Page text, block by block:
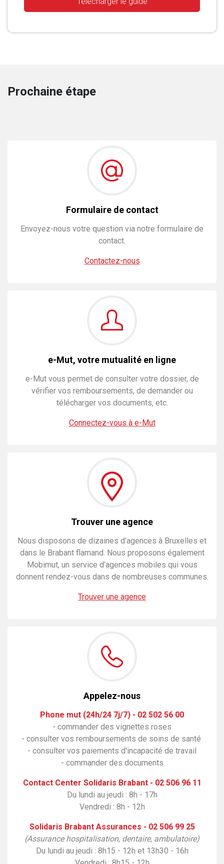
Prochaine étape
Formulaire de contact
Envoyez-nous votre question via notre formulaire de
contact.
Contactez-nous
e-Mut, votre mutualité en ligne
e-Mut vous permet de consulter votre dossier, de
vérifier vos remboursements, de demander ou
télécharger vos documents, etc.
Connectez-vous à e-Mut
Trouver une agence
Nous disposons de dizaines d’agences à Bruxelles et
dans le Brabant flamand. Nous proposons également
Mobimut, un service d’agences mobiles qui vous
donnent rendez-vous dans de nombreuses communes.
Trouver une agence
Appelez-nous
Phone mut (24h/24 7j/7) - 02 502 56 00
- commander des vignettes roses
- consulter vos remboursements de soins de santé
- consulter vos paiements d'incapacité de travail
- commander des documents
Contact Center Solidaris Brabant - 02 506 96 11
Du lundi au jeudi : 8h - 17h
Vendredi : 8h - 12h
Solidaris Brabant Assurances - 02 506 99 25
(Assurance hospitalisation, dentaire, ambulatoire)
Du lundi au jeudi : 8h15 - 12h et 13h30 - 16h